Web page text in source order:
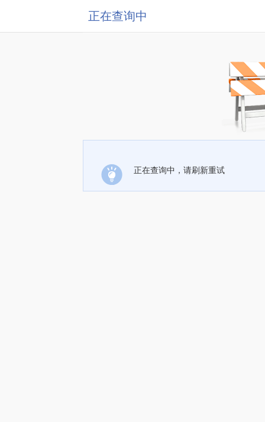
正在查询中
正在查询中，请刷新重试